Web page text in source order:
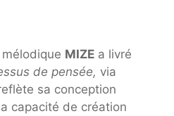
MIZE a livré
de pensée, via
sa conception
capacité de création